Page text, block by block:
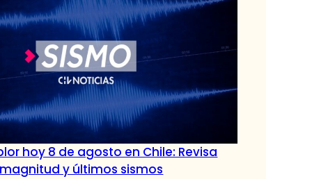
hoy 8 de agosto en Chile: Revisa
y últimos sismos